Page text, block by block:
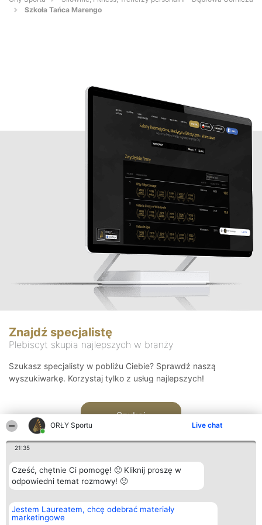
ORŁY Sportu Live chat
21:35
Cześć, chętnie Ci pomogę! 🙂 Kliknij proszę w
odpowiedni temat rozmowy! 🙂
Jestem Laureatem, chcę odebrać materiały
marketingowe
Szkoła Tańca Marengo
Znajdź specjalistę
Plebiscyt skupia najlepszych w branży
Szukasz specjalisty w pobliżu Ciebie? Sprawdź naszą
wyszukiwarkę. Korzystaj tylko z usług najlepszych!
Szukaj
Organizator plebiscytu
Bright Side Solutions sp. z o.
o. sp. k.
Plebiscyt
Laureaci
Kontakt
Kontakt